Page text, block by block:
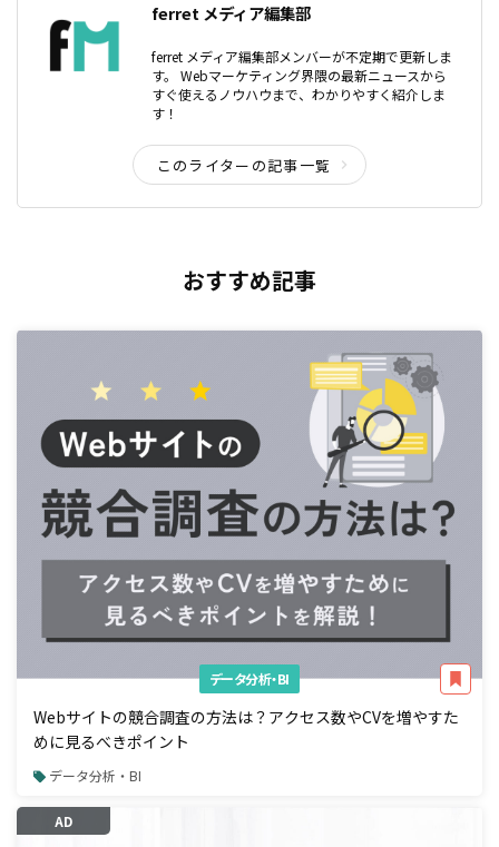
ferret メディア編集部
ferret メディア編集部メンバーが不定期で更新しま
す。 Webマーケティング界隈の最新ニュースから
すぐ使えるノウハウまで、わかりやすく紹介しま
す！
このライターの記事一覧
おすすめ記事
データ分析・BI
Webサイトの競合調査の方法は？アクセス数やCVを増やすた
めに見るべきポイント
データ分析・BI
AD